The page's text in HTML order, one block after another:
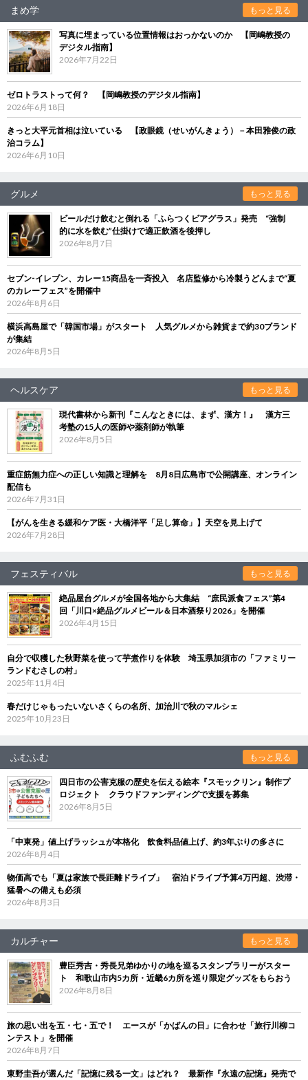
まめ学 もっと見る
写真に埋まっている位置情報はおっかないのか 【岡嶋教授の
デジタル指南】
2026年7月22日
ゼロトラストって何？ 【岡嶋教授のデジタル指南】
2026年6月18日
きっと大平元首相は泣いている 【政眼鏡（せいがんきょう）－本田雅俊の政
治コラム】
2026年6月10日
グルメ もっと見る
ビールだけ飲むと倒れる「ふらつくビアグラス」発売 “強制
的に水を飲む”仕掛けで適正飲酒を後押し
2026年8月7日
セブン‐イレブン、カレー15商品を一斉投入 名店監修から冷製うどんまで“夏
のカレーフェス”を開催中
2026年8月6日
横浜高島屋で「韓国市場」がスタート 人気グルメから雑貨まで約30ブランド
が集結
2026年8月5日
ヘルスケア もっと見る
現代書林から新刊『こんなときには、まず、漢方！』 漢方三
考塾の15人の医師や薬剤師が執筆
2026年8月5日
重症筋無力症への正しい知識と理解を 8月8日広島市で公開講座、オンライン
配信も
2026年7月31日
【がんを生きる緩和ケア医・大橋洋平「足し算命」】天空を見上げて
2026年7月28日
フェスティバル もっと見る
絶品屋台グルメが全国各地から大集結 “庶民派食フェス”第4
回「川口×絶品グルメビール＆日本酒祭り2026」を開催
2026年4月15日
自分で収穫した秋野菜を使って芋煮作りを体験 埼玉県加須市の「ファミリー
ランドむさしの村」
2025年11月4日
春だけじゃもったいないさくらの名所、加治川で秋のマルシェ
2025年10月23日
ふむふむ もっと見る
四日市の公害克服の歴史を伝える絵本『スモックリン』制作プ
ロジェクト クラウドファンディングで支援を募集
2026年8月5日
「中東発」値上げラッシュが本格化 飲食料品値上げ、約3年ぶりの多さに
2026年8月4日
物価高でも「夏は家族で長距離ドライブ」 宿泊ドライブ予算4万円超、渋滞・
猛暑への備えも必須
2026年8月3日
カルチャー もっと見る
豊臣秀吉・秀長兄弟ゆかりの地を巡るスタンプラリーがスター
ト 和歌山市内5カ所・近畿6カ所を巡り限定グッズをもらおう
2026年8月8日
旅の思い出を五・七・五で！ エースが「かばんの日」に合わせ「旅行川柳コ
ンテスト」を開催
2026年8月7日
東野圭吾が選んだ「記憶に残る一文」はどれ？ 最新作『永遠の記憶』発売で